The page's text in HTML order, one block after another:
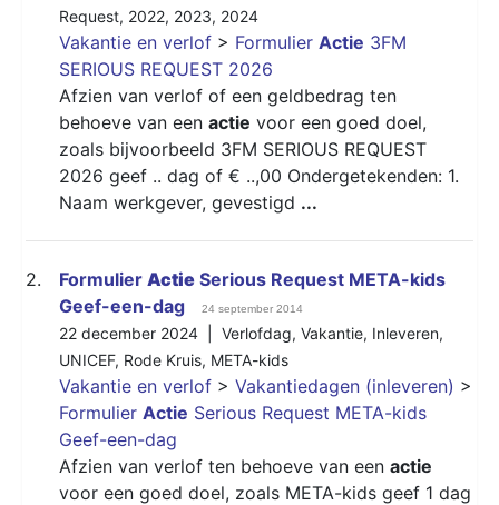
Request, 2022, 2023, 2024
Vakantie en verlof > Formulier Actie 3FM
SERIOUS REQUEST 2026
Afzien van verlof of een geldbedrag ten
behoeve van een actie voor een goed doel,
zoals bijvoorbeeld 3FM SERIOUS REQUEST
2026 geef .. dag of € ..,00 Ondergetekenden: 1.
Naam werkgever, gevestigd ...
2. Formulier Actie Serious Request META-kids
Geef-een-dag
24 september 2014
22 december 2024 | Verlofdag, Vakantie, Inleveren,
UNICEF, Rode Kruis, META-kids
Vakantie en verlof > Vakantiedagen (inleveren) >
Formulier Actie Serious Request META-kids
Geef-een-dag
Afzien van verlof ten behoeve van een actie
voor een goed doel, zoals META-kids geef 1 dag